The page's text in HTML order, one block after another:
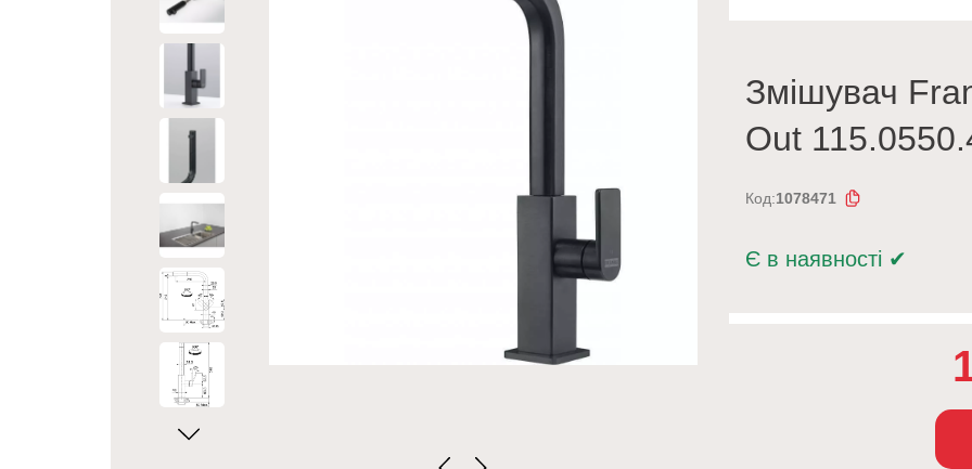
Змішувач
Out
Код:1078471
Є в наявності ✔